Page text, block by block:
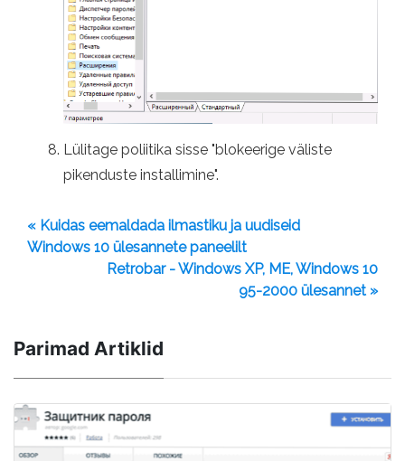
Lülitage poliitika sisse "blokeerige väliste
pikenduste installimine".
« Kuidas eemaldada ilmastiku ja uudiseid
Windows 10 ülesannete paneelilt
Retrobar - Windows XP, ME, Windows 10
95-2000 ülesannet »
Parimad Artiklid